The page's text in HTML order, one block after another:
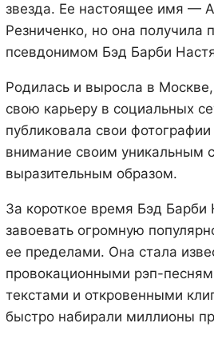
звезда. Ее настоящее имя —
Резниченко, но она получила
псевдонимом Бэд Барби
Родилась и выросла в
свою карьеру в социальных
публиковала свои
внимание своим уникальным
выразительным образом.
За короткое время Бэд Барби
завоевать огромную
ее пределами. Она стала
провокационными рэп-
текстами и откровенными
быстро набирали миллионы